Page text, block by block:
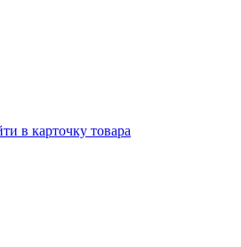
в карточку товара